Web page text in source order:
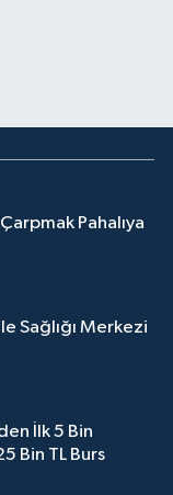
Çarpmak Pahalıya
Sağlığı Merkezi
İlk 5 Bin
Bin TL Burs